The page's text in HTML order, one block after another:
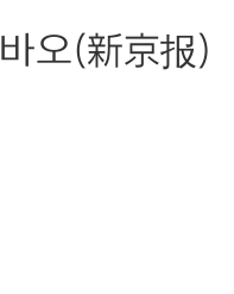
오(新京报)